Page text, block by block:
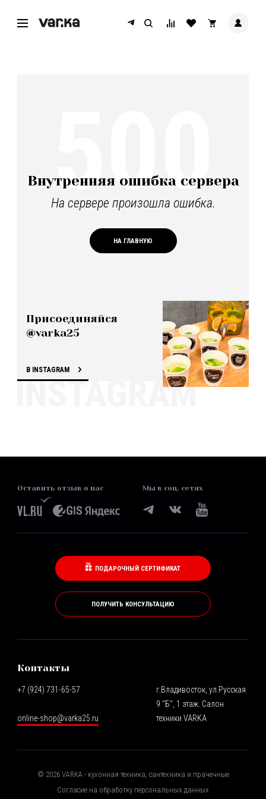
Внутренняя ошибка сервера
На сервере произошла ошибка.
НА ГЛАВНУЮ
500
Присоединяйся
@varka25
В INSTAGRAM
Оставить отзыв о нас Мы в соц. сетях
ПОДАРОЧНЫЙ СЕРТИФИКАТ
ПОЛУЧИТЬ КОНСУЛЬТАЦИЮ
Контакты
+7 (924) 731-65-57
online-shop@varka25.ru
г.Владивосток, ул.Русская
9 "Б", 1 этаж. Салон
техники VARKA
© 2026VARKA - кухонная техника, сантехника и прачечные
Согласие на обработку персональных данных